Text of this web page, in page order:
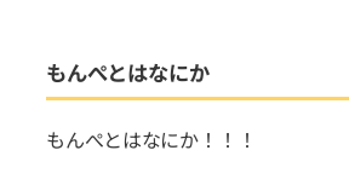
もんぺとはなにか
もんぺとはなにか！！！